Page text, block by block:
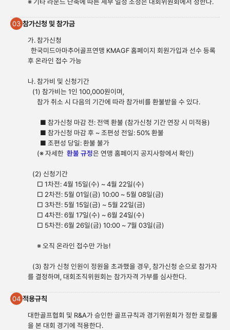
03 참가신청 및 참가금
가. 참가신청
한국미드아마추어골프연맹 KMAGF 홈페이지 회원가입과 선수 등록
후 온라인 접수 가능
나. 참가비 및 신청기간
(1) 참가비는 1인 100,000원이며,
참가 취소 시 다음의 기간에 따라 참가비를 환불받을 수 있다.
■ 참가신청 마감 전: 전액 환불 (참가신청 기간 연장 시 미적용)
■ 참가신청 마감 후 ~ 조편성 전일: 50% 환불
■ 조편성 당일: 환불 불가
(※ 자세한 환불 규정은 연맹 홈페이지 공지사항에서 확인)
(2) 신청기간
□ 1차전: 4월 15일(수) ~ 4월 22일(수)
□ 2차전: 5월 01일(금) 10:00 ~ 5월 08일(금)
□ 3차전: 5월 15일(금) ~ 5월 22일(금)
□ 4차전: 6월 17일(수) ~ 6월 24일(수)
□ 5차전: 6월 26일(금) 10:00 ~ 7월 03일(금)
※ 오직 온라인 접수만 가능!
(3) 참가 신청 인원이 정원을 초과했을 경우, 참가신청 순으로 참가자
를 결정하며, 대회조직위원회는 참가자격 가부를 심사한다.
04 적용규칙
대한골프협회 및 R&A가 승인한 골프규칙과 경기위원회가 정한 로컬룰
을 본 대회 경기에 적용한다.